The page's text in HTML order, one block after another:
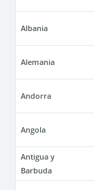
Albania
Alemania
Andorra
Angola
Antigua y
Barbuda